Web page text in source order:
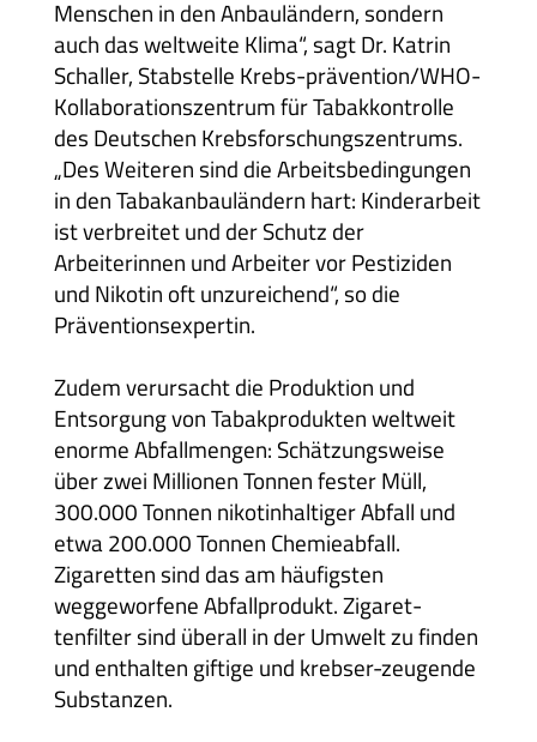
Menschen in den Anbauländern, sondern
auch das weltweite Klima“, sagt Dr. Katrin
Schaller, Stabstelle Krebs-prävention/WHO-
Kollaborationszentrum für Tabakkontrolle
des Deutschen Krebsforschungszentrums.
„Des Weiteren sind die Arbeitsbedingungen
in den Tabakanbauländern hart: Kinderarbeit
ist verbreitet und der Schutz der
Arbeiterinnen und Arbeiter vor Pestiziden
und Nikotin oft unzureichend“, so die
Präventionsexpertin.
Zudem verursacht die Produktion und
Entsorgung von Tabakprodukten weltweit
enorme Abfallmengen: Schätzungsweise
über zwei Millionen Tonnen fester Müll,
300.000 Tonnen nikotinhaltiger Abfall und
etwa 200.000 Tonnen Chemieabfall.
Zigaretten sind das am häufigsten
weggeworfene Abfallprodukt. Zigaret-
tenfilter sind überall in der Umwelt zu finden
und enthalten giftige und krebser-zeugende
Substanzen.